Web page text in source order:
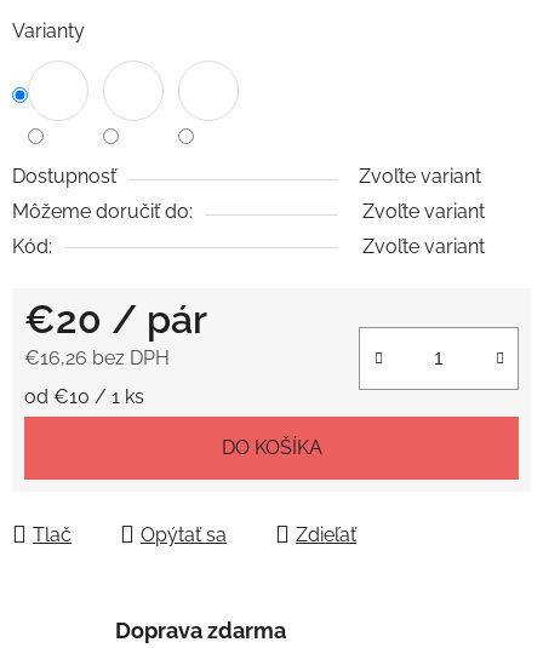
Varianty
Dostupnosť
Zvoľte variant
Môžeme doručiť do:
Zvoľte variant
Kód:
Zvoľte variant
€20 / pár
€16,26 bez DPH
Jednotková cena:
od €10 / 1 ks
DO KOŠÍKA
Tlač Opýtať sa Zdieľať
Doprava zdarma